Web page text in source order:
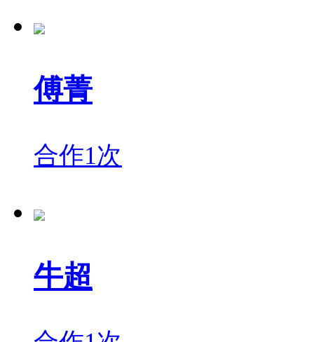
傅菁
合作1次
牛超